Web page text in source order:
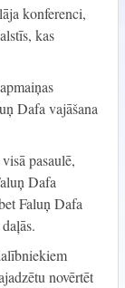
konferenci,
kas
Dafa vajāšana
pasaulē,
Dafa
Faluņ Dafa
novērtēt